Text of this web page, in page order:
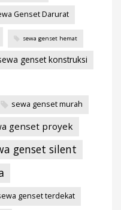
Genset Darurat
sewa genset hemat
genset konstruksi
sewa genset murah
genset proyek
genset silent
genset terdekat